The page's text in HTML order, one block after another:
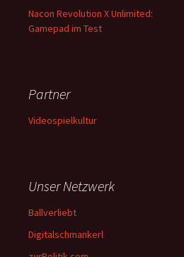
Nacon Revolution X Unlimited:
Gamepad im Test
Partner
Videospielkultur
Unser Netzwerk
Ballverliebt
Digitalschmankerl